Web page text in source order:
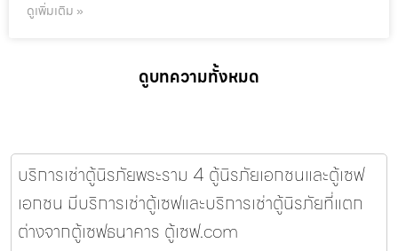
ดูเพิ่มเติม »
ดูบทความทั้งหมด
บริการเช่าตู้นิรภัยพระราม 4 ตู้นิรภัยเอกชนและตู้เซฟ
เอกชน มีบริการเช่าตู้เซฟและบริการเช่าตู้นิรภัยที่แตก
ต่างจากตู้เซฟธนาคาร ตู้เซฟ.com